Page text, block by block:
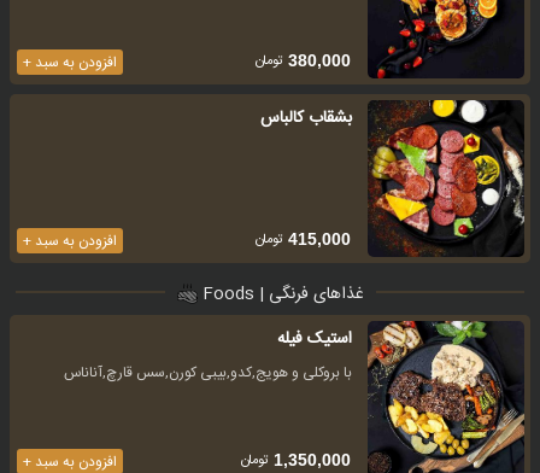
افزودن به سبد + 380,000 تومان
بشقاب کالباس
افزودن به سبد + 415,000 تومان
غذاهای فرنگی | Foods
استیک فیله
با بروکلی و هویج,کدو,بیبی کورن,سس قارچ,آناناس
افزودن به سبد + 1,350,000 تومان